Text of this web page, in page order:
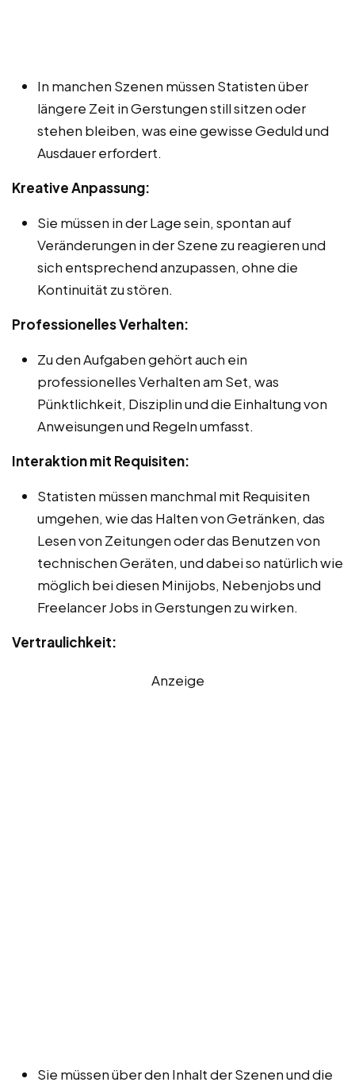
In manchen Szenen müssen Statisten über
längere Zeit in Gerstungen still sitzen oder
stehen bleiben, was eine gewisse Geduld und
Ausdauer erfordert.
Kreative Anpassung:
Sie müssen in der Lage sein, spontan auf
Veränderungen in der Szene zu reagieren und
sich entsprechend anzupassen, ohne die
Kontinuität zu stören.
Professionelles Verhalten:
Zu den Aufgaben gehört auch ein
professionelles Verhalten am Set, was
Pünktlichkeit, Disziplin und die Einhaltung von
Anweisungen und Regeln umfasst.
Interaktion mit Requisiten:
Statisten müssen manchmal mit Requisiten
umgehen, wie das Halten von Getränken, das
Lesen von Zeitungen oder das Benutzen von
technischen Geräten, und dabei so natürlich wie
möglich bei diesen Minijobs, Nebenjobs und
Freelancer Jobs in Gerstungen zu wirken.
Vertraulichkeit:
Anzeige
Sie müssen über den Inhalt der Szenen und die